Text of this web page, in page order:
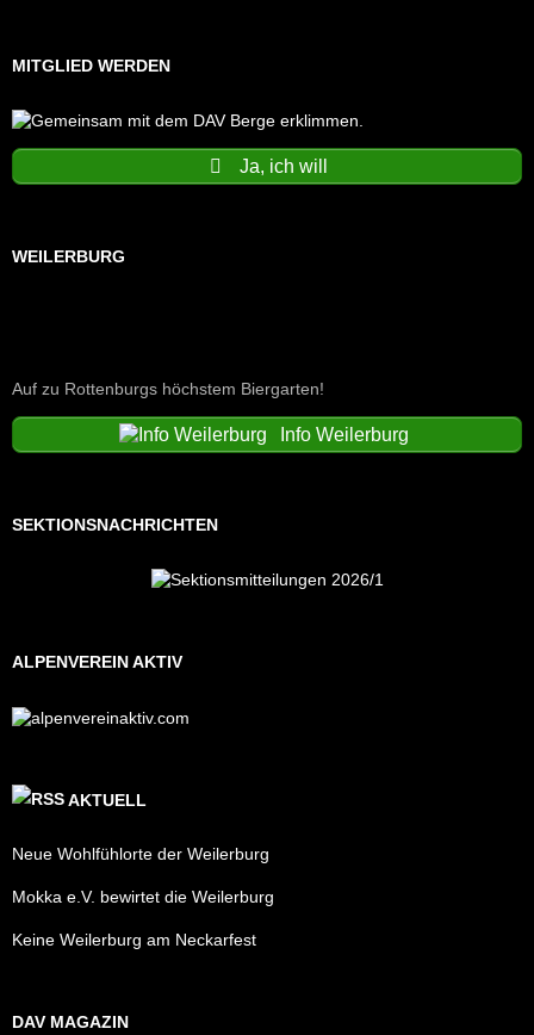
MITGLIED WERDEN
Ja, ich will
WEILERBURG
Auf zu Rottenburgs höchstem Biergarten!
Info Weilerburg
SEKTIONSNACHRICHTEN
ALPENVEREIN AKTIV
AKTUELL
Neue Wohlfühlorte der Weilerburg
Mokka e.V. bewirtet die Weilerburg
Keine Weilerburg am Neckarfest
DAV MAGAZIN